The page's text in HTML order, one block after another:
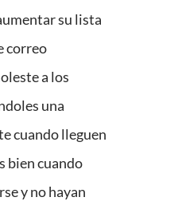
su lista
correo
a los
una
cuando lleguen
bien cuando
y no hayan